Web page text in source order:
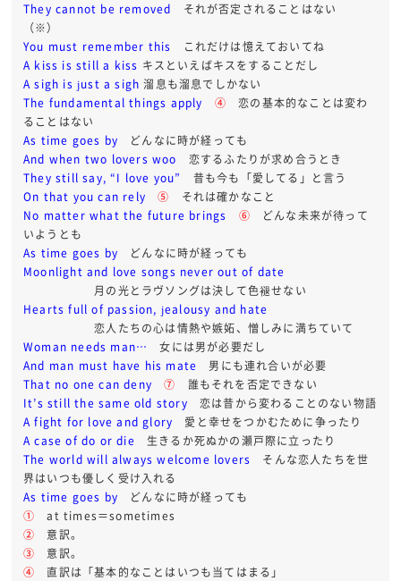
They cannot be removed それが否定されることはない
（※）
You must remember this
これだけは憶えておいてね
A kiss is still a kiss キスといえばキスをすることだし
A sigh is just a sigh 溜息も溜息でしかない
The fundamental things apply
④ 恋の基本的なことは変わ
ることはない
As time goes by どんなに時が経っても
And when two lovers woo 恋するふたりが求め合うとき
They still say, “I love you”
昔も今も「愛してる」と言う
On that you can rely
⑤ それは確かなこと
No matter what the future brings
⑥ どんな未来が待って
いようとも
As time goes by どんなに時が経っても
Moonlight and love songs never out of date
月の光とラヴソングは決して色褪せない
Hearts full of passion, jealousy and hate
恋人たちの心は情熱や嫉妬、憎しみに満ちていて
Woman needs man…
女には男が必要だし
And man must have his mate
男にも連れ合いが必要
That no one can deny
⑦ 誰もそれを否定できない
It’s still the same old story 恋は昔から変わることのない物語
A fight for love and glory 愛と幸せをつかむために争ったり
A case of do or die
生きるか死ぬかの瀬戸際に立ったり
The world will always welcome lovers
そんな恋人たちを世
界はいつも優しく受け入れる
As time goes by どんなに時が経っても
① at times＝sometimes
② 意訳。
③ 意訳。
④ 直訳は「基本的なことはいつも当てはまる」